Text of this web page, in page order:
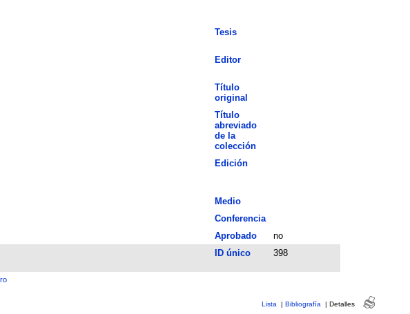
Tesis
Editor
Título
original
Título
abreviado
de la
colección
Edición
Medio
Conferencia
Aprobado
no
ID único 398
Lista | Bibliografía | Detalles